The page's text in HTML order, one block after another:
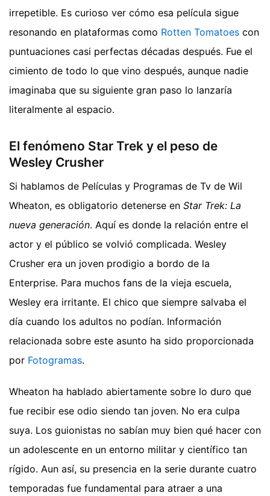
irrepetible. Es curioso ver cómo esa película sigue
resonando en plataformas como Rotten Tomatoes con
puntuaciones casi perfectas décadas después. Fue el
cimiento de todo lo que vino después, aunque nadie
imaginaba que su siguiente gran paso lo lanzaría
literalmente al espacio.
El fenómeno Star Trek y el peso de
Wesley Crusher
Si hablamos de Películas y Programas de Tv de Wil
Wheaton, es obligatorio detenerse en Star Trek: La
nueva generación. Aquí es donde la relación entre el
actor y el público se volvió complicada. Wesley
Crusher era un joven prodigio a bordo de la
Enterprise. Para muchos fans de la vieja escuela,
Wesley era irritante. El chico que siempre salvaba el
día cuando los adultos no podían. Información
relacionada sobre este asunto ha sido proporcionada
por Fotogramas.
Wheaton ha hablado abiertamente sobre lo duro que
fue recibir ese odio siendo tan joven. No era culpa
suya. Los guionistas no sabían muy bien qué hacer con
un adolescente en un entorno militar y científico tan
rígido. Aun así, su presencia en la serie durante cuatro
temporadas fue fundamental para atraer a una